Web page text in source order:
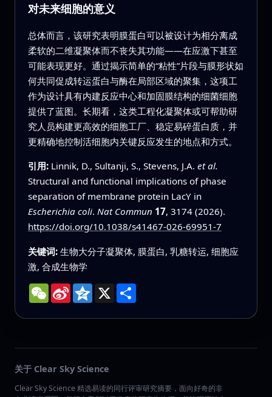
对未来细胞的意义
总体而言，该研究表明膜蛋白可以被设计为相分离成
柔软的二维凝聚体而不丧失其功能——在应激下甚至
可能表现更好。通过揭示简单的“粘性”片段与膜形状如
何共同促成转运蛋白与酶在局部区域的聚集，这项工
作为设计具有内建反应中心和加固膜结构的细菌细胞
提供了蓝图。长期看，这类工程化凝聚体或可帮助研
究人员构建更高效的细胞工厂、稳定易碎蛋白质，并
更精确地控制活细胞内关键反应发生的地点和方式。
引用: Linnik, D., Sultanji, S., Stevens, J.A. et al.
Structural and functional implications of phase
separation of membrane protein LacY in
Escherichia coli. Nat Commun 17, 3174 (2026).
https://doi.org/10.1038/s41467-026-69951-7
关键词: 生物大分子凝聚体, 膜蛋白, 乳糖转运, 细胞应
激, 合成生物学
WeChat
Sina
Weibo
Qzone
X 分
享
关于 Clear Sky Science
Clear Sky Science 精选易读的同行评审研究摘要，面向好奇的非